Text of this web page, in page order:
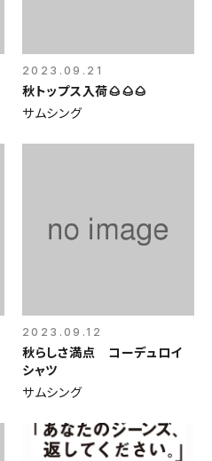
2023.09.21
秋トップス入荷🌰🌰🌰
サムシング
2023.09.12
秋らしさ満点 コーデュロイ
シャツ
サムシング